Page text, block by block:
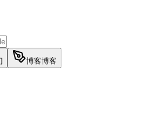
博客博客